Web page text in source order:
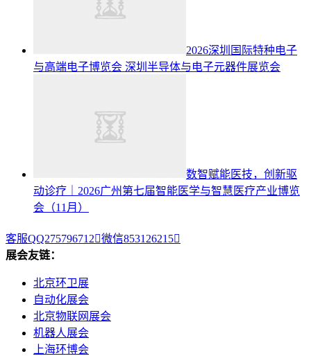
2026深圳国际特种电子
与高端电子博览会 深圳半导体与电子元器件展览会
数智赋能医技，创新驱
动诊疗｜2026广州第七届智能医学与智慧医疗产业博览
会（11月）
客服QQ275796712微信853126215
展会友链：
北京环卫展
自动化展会
北京物联网展会
机器人展会
上海环博会